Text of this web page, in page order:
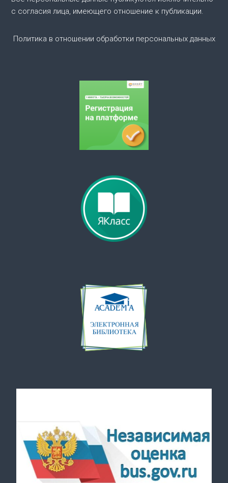
з
с согласия лица, имеющего отношение к публикации.
Политика в отношении обработки персональных данных